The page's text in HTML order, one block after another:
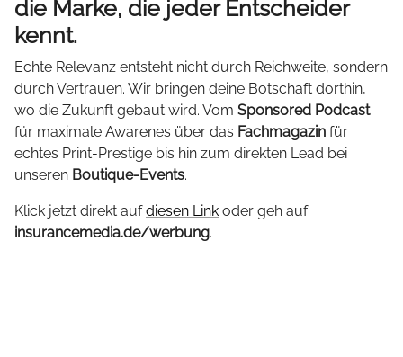
die Marke, die jeder Entscheider
kennt.
Echte Relevanz entsteht nicht durch Reichweite, sondern
durch Vertrauen. Wir bringen deine Botschaft dorthin,
wo die Zukunft gebaut wird. Vom Sponsored Podcast
für maximale Awarenes über das Fachmagazin für
echtes Print-Prestige bis hin zum direkten Lead bei
unseren Boutique-Events.
Klick jetzt direkt aufdiesen Link oder geh auf
insurancemedia.de/werbung.